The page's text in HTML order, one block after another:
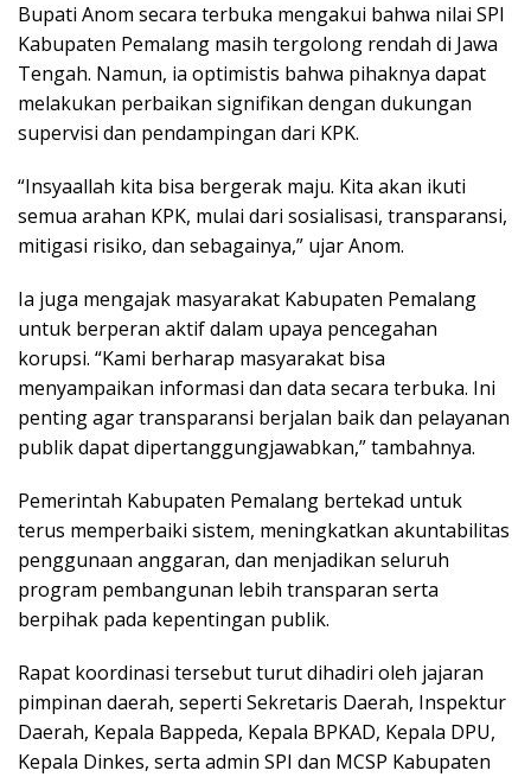
Bupati Anom secara terbuka mengakui bahwa nilai SPI
Kabupaten Pemalang masih tergolong rendah di Jawa
Tengah. Namun, ia optimistis bahwa pihaknya dapat
melakukan perbaikan signifikan dengan dukungan
supervisi dan pendampingan dari KPK.
“Insyaallah kita bisa bergerak maju. Kita akan ikuti
semua arahan KPK, mulai dari sosialisasi, transparansi,
mitigasi risiko, dan sebagainya,” ujar Anom.
Ia juga mengajak masyarakat Kabupaten Pemalang
untuk berperan aktif dalam upaya pencegahan
korupsi. “Kami berharap masyarakat bisa
menyampaikan informasi dan data secara terbuka. Ini
penting agar transparansi berjalan baik dan pelayanan
publik dapat dipertanggungjawabkan,” tambahnya.
Pemerintah Kabupaten Pemalang bertekad untuk
terus memperbaiki sistem, meningkatkan akuntabilitas
penggunaan anggaran, dan menjadikan seluruh
program pembangunan lebih transparan serta
berpihak pada kepentingan publik.
Rapat koordinasi tersebut turut dihadiri oleh jajaran
pimpinan daerah, seperti Sekretaris Daerah, Inspektur
Daerah, Kepala Bappeda, Kepala BPKAD, Kepala DPU,
Kepala Dinkes, serta admin SPI dan MCSP Kabupaten